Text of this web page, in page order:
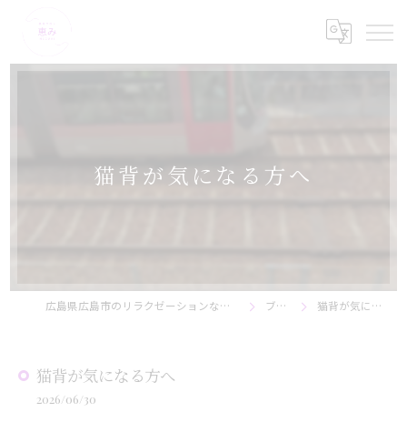
猫背が気になる方へ
広島県広島市のリラクゼーションなら美骨サロン恵み ブログ 猫背が気になる方へ
猫背が気になる方へ
2026/06/30